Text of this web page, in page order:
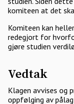
komiteen at det
Komiteen kan
redegjort for
gjøre studien
Vedtak
Klagen avvises og
oppfølging av